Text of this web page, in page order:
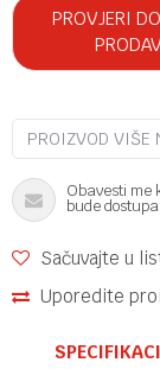
PROVJERI
PROIZVOD VIŠE
Obavesti me
bude
Sačuvajte u
Uporedite